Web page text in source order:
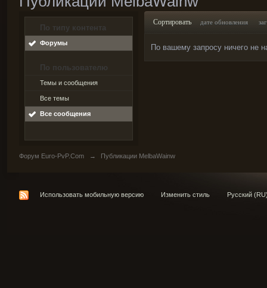
По типу контента
Форумы
По пользователю
Темы и сообщения
Все темы
Все сообщения
Сортировать дате обновления
По вашему запросу ничего не
Форум Euro-PvP.Com → Публикации MelbaWainw
Использовать мобильную версию Изменить стиль Русский